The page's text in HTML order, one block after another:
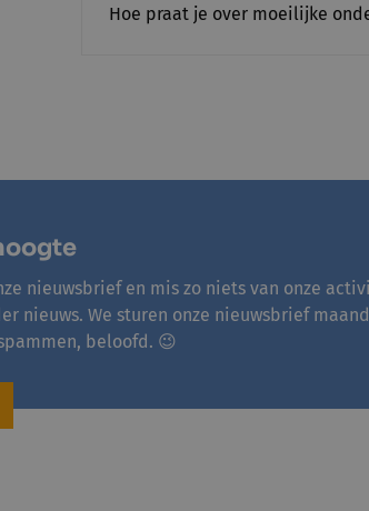
Hoe praat je over moeilijke
nieuwsbrief en mis zo niets van onze
nieuws. We sturen onze nieuwsbrief
beloofd. 😉